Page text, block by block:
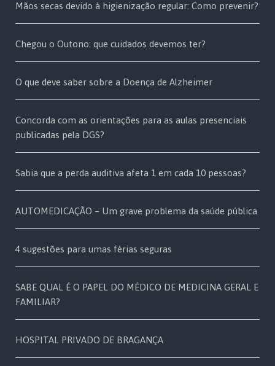
Mãos secas devido à higienização regular: Como prevenir?
Chegou o Outono: que cuidados devemos ter?
O que deve saber sobre a Doença de Alzheimer
Concorda com as orientações para as aulas presenciais
publicadas pela DGS?
Sabia que a perda auditiva afeta 1 em cada 10 pessoas?
AUTOMEDICAÇÃO – Um grave problema da saúde pública
4 sugestões para umas férias seguras
SABE QUAL É O PAPEL DO MÉDICO DE MEDICINA GERAL E
FAMILIAR?
HOSPITAL PRIVADO DE BRAGANÇA